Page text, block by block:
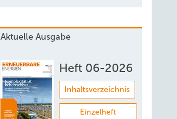
Aktuelle Ausgabe
Heft 06-2026
Inhaltsverzeichnis
Einzelheft